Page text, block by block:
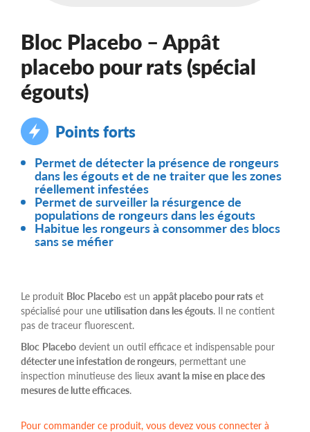
Bloc Placebo – Appât
placebo pour rats (spécial
égouts)
Points forts
Permet de détecter la présence de rongeurs
dans les égouts et de ne traiter que les zones
réellement infestées
Permet de surveiller la résurgence de
populations de rongeurs dans les égouts
Habitue les rongeurs à consommer des blocs
sans se méfier
Le produit Bloc Placebo est un appât placebo pour rats et
spécialisé pour une utilisation dans les égouts. Il ne contient
pas de traceur fluorescent.
Bloc Placebo devient un outil efficace et indispensable pour
détecter une infestation de rongeurs, permettant une
inspection minutieuse des lieux avant la mise en place des
mesures de lutte efficaces.
Pour commander ce produit, vous devez vous connecter à